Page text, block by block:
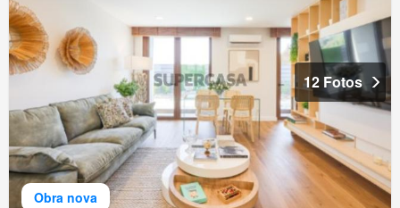
Obra nova
12 Fotos